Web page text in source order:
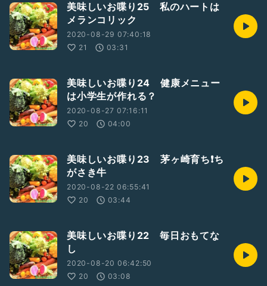
美味しいお喋り25 私のハートは
メランコリック
2020-08-29 07:40:18
21
03:31
美味しいお喋り24 健康メニュー
は小学生が作れる？
2020-08-27 07:16:11
20
04:00
美味しいお喋り23 茅ヶ崎育ち❗ち
がさき牛
2020-08-22 06:55:41
20
03:44
美味しいお喋り22 毎日おもてな
し
2020-08-20 06:42:50
20
03:08